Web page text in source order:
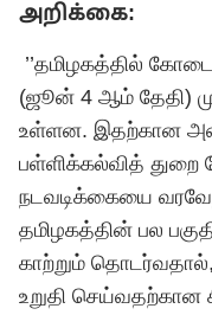
அறிக்கை:
’’தமிழகத்தில்
(ஜூன் 4 ஆம் தேதி)
உள்ளன. இதற்கான
பள்ளிக்கல்வித்
நடவடிக்கையை
தமிழகத்தின் பல
காற்றும்
உறுதி செய்வதற்கான